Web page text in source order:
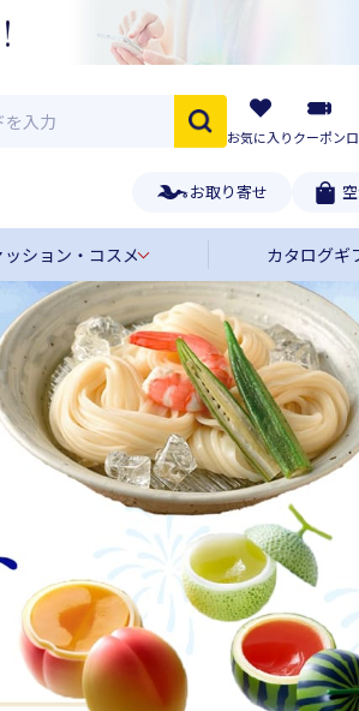
お気に入りクーポン
お取り寄せ
ッション・コスメ カタログギ